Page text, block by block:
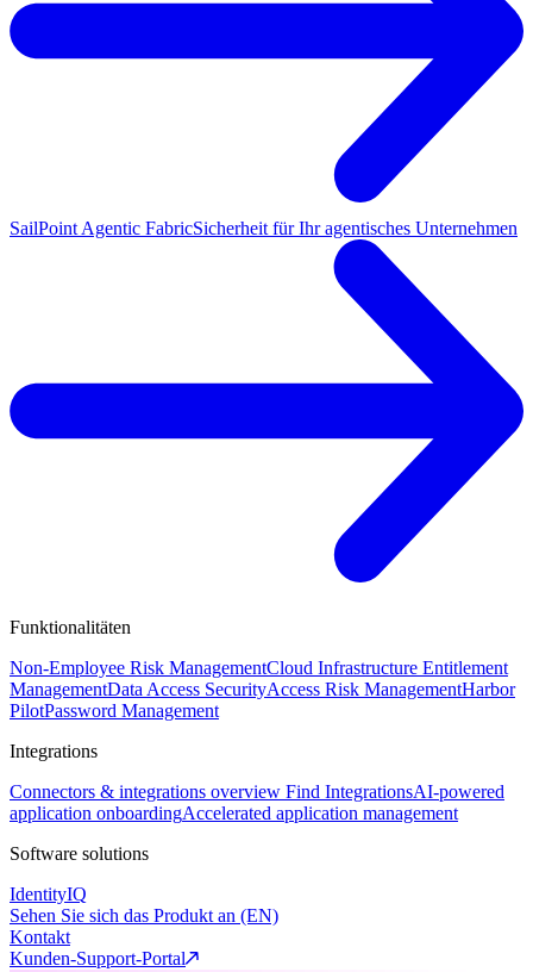
SailPoint Agentic FabricSicherheit für Ihr agentisches Unternehmen
Funktionalitäten
Non-Employee Risk ManagementCloud Infrastructure Entitlement
ManagementData Access SecurityAccess Risk ManagementHarbor
PilotPassword Management
Integrations
Connectors & integrations overview Find IntegrationsAI-powered
application onboardingAccelerated application management
Software solutions
IdentityIQ
Sehen Sie sich das Produkt an (EN)
Kontakt
Kunden-Support-Portal